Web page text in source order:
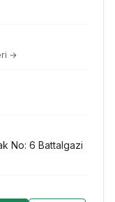
→
No: 6 Battalgazi